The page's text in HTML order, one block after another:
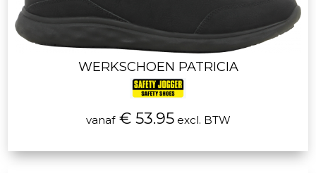
WERKSCHOEN PATRICIA
vanaf€ 53.95excl. BTW